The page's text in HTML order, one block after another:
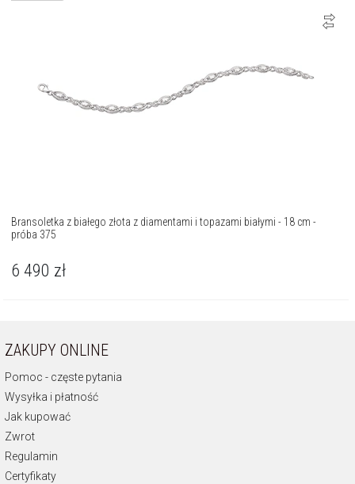
Bransoletka z białego złota z diamentami i topazami białymi - 18 cm -
próba 375
6 490 zł
ZAKUPY ONLINE
Pomoc - częste pytania
Wysyłka i płatność
Jak kupować
Zwrot
Regulamin
Certyfikaty